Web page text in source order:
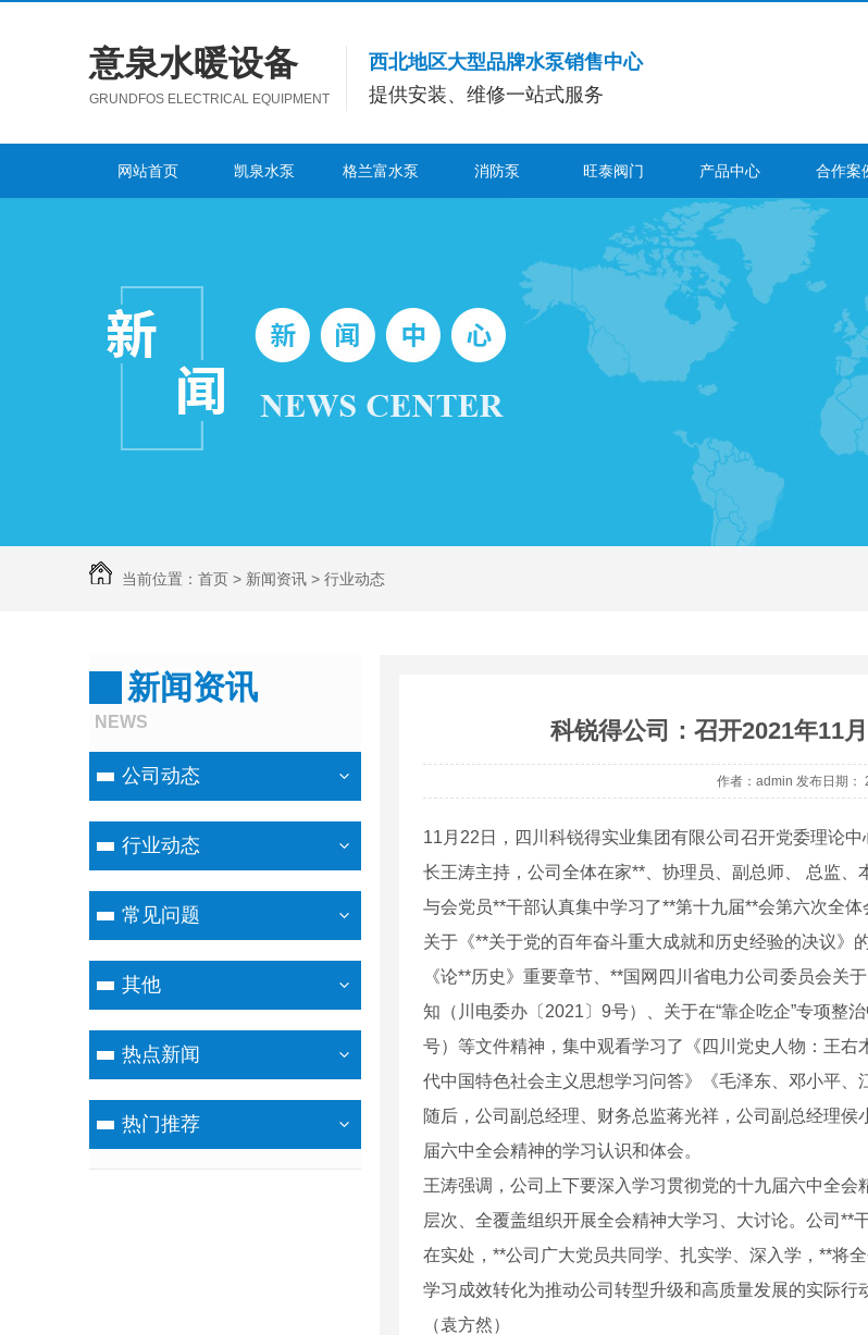
意泉水暖设备
GRUNDFOS ELECTRICAL EQUIPMENT
西北地区大型品牌水泵销售中心
提供安装、维修一站式服务
网站首页 凯泉水泵 格兰富水泵 消防泵 旺泰阀门 产品中心 合作案
当前位置： 首页 > 新闻资讯 > 行业动态
新闻资讯
NEWS
公司动态
行业动态
常见问题
其他
热点新闻
热门推荐
科锐得公司：召开2021年11
作者：admin 发布日期：
11月22日，四川科锐得实业集团有限公司召开党委理论
长王涛主持，公司全体在家**、协理员、副总师、 总监、
与会党员**干部认真集中学习了**第十九届**会第六次全
关于《**关于党的百年奋斗重大成就和历史经验的决议》
《论**历史》重要章节、**国网四川省电力公司委员会关
知（川电委办〔2021〕9号）、关于在“靠企吃企”专项整
号）等文件精神，集中观看学习了《四川党史人物：王
代中国特色社会主义思想学习问答》《毛泽东、邓小平、
随后，公司副总经理、财务总监蒋光祥，公司副总经理
届六中全会精神的学习认识和体会。
王涛强调，公司上下要深入学习贯彻党的十九届六中全
层次、全覆盖组织开展全会精神大学习、大讨论。公司
在实处，**公司广大党员共同学、扎实学、深入学，**将
学习成效转化为推动公司转型升级和高质量发展的实际行
（袁方然）